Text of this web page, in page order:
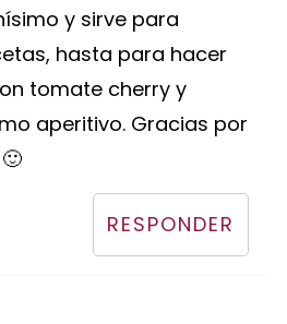
y sirve para
hasta para hacer
tomate cherry y
aperitivo. Gracias por
RESPONDER